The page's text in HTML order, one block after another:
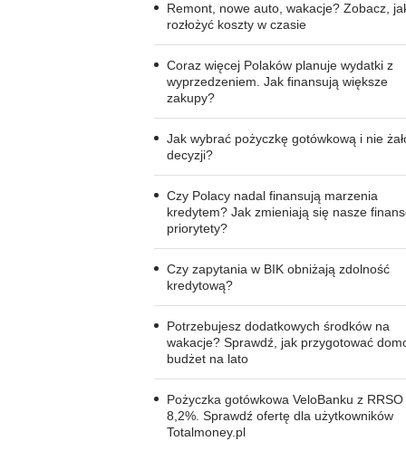
Remont, nowe auto, wakacje? Zobacz,
rozłożyć koszty w czasie
Coraz więcej Polaków planuje wydatki z
wyprzedzeniem. Jak finansują większe
zakupy?
Jak wybrać pożyczkę gotówkową i nie
decyzji?
Czy Polacy nadal finansują marzenia
kredytem? Jak zmieniają się nasze
priorytety?
Czy zapytania w BIK obniżają zdolność
kredytową?
Potrzebujesz dodatkowych środków na
wakacje? Sprawdź, jak przygotować
budżet na lato
Pożyczka gotówkowa VeloBanku z RRSO
8,2%. Sprawdź ofertę dla użytkowników
Totalmoney.pl